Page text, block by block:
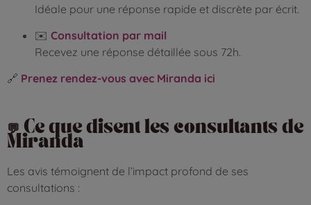
Idéale pour une réponse rapide et discrète par écrit.
✉️ Consultation par mail
Recevez une réponse détaillée sous 72h.
🔗 Prenez rendez-vous avec Miranda ici
💬 Ce que disent les consultants de
Miranda
Les avis témoignent de l’impact profond de ses
consultations :